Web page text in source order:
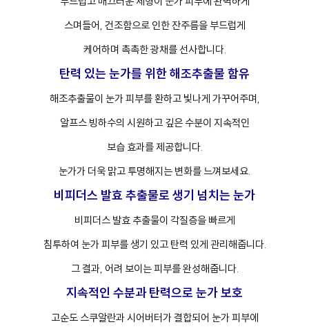
스며들어, 건조함으로 인한 잔주름을 부드럽게
케어하며 촉촉한 광채를 선사합니다.
탄력 있는 눈가를 위한 해조추출물 함유
해조추출물이 눈가 피부를 환하고 빛나게 가꾸어주며,
알프스 빙하수의 시원하고 깊은 수분이 지속적인
보습 효과를 제공합니다.
눈가가 더욱 맑고 투명해지는 변화를 느껴보세요.
비피더스 발효 추출물로 생기 넘치는 눈가
비피더스 발효 추출물이 각질층을 빠르게
침투하여 눈가 피부를 생기 있고 탄력 있게 관리해줍니다.
그 결과, 어려 보이는 피부를 완성해줍니다.
지속적인 수분과 탄력으로 눈가 보호
고순도 스쿠알란과 시어버터가 결합되어 눈가 피부에